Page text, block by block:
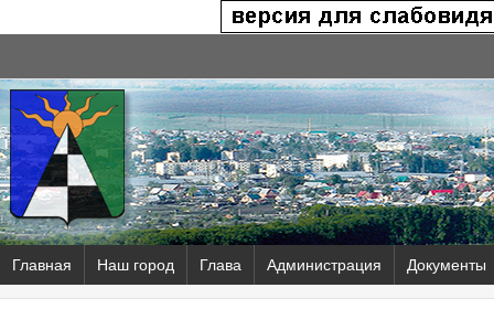
Главная Наш город Глава Администрация Документы